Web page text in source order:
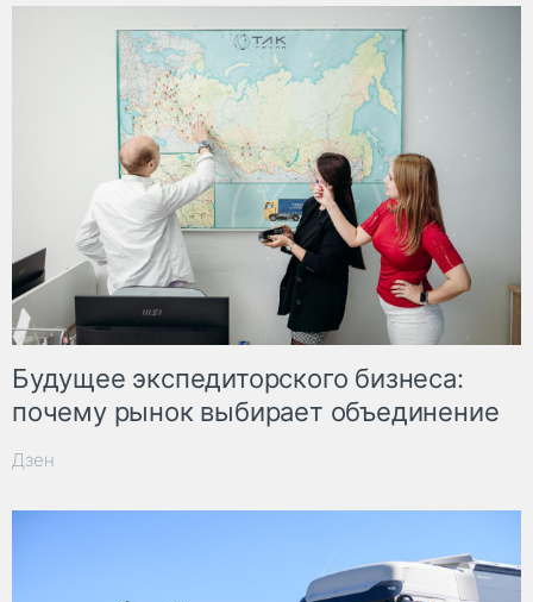
Будущее экспедиторского бизнеса:
почему рынок выбирает объединение
Дзен